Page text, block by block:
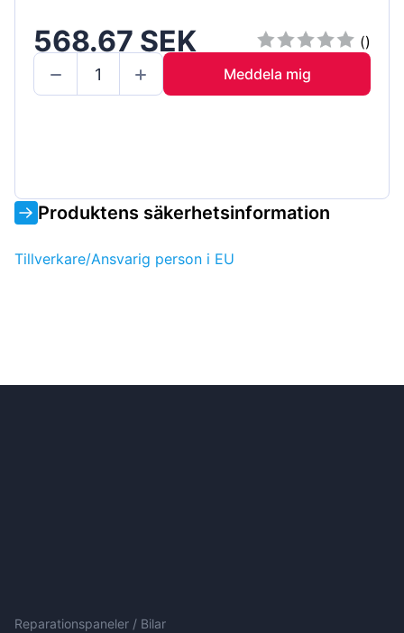
568.67 SEK
()
Meddela mig
Produktens säkerhetsinformation
Tillverkare/Ansvarig person i EU
Reparationspaneler / Bilar